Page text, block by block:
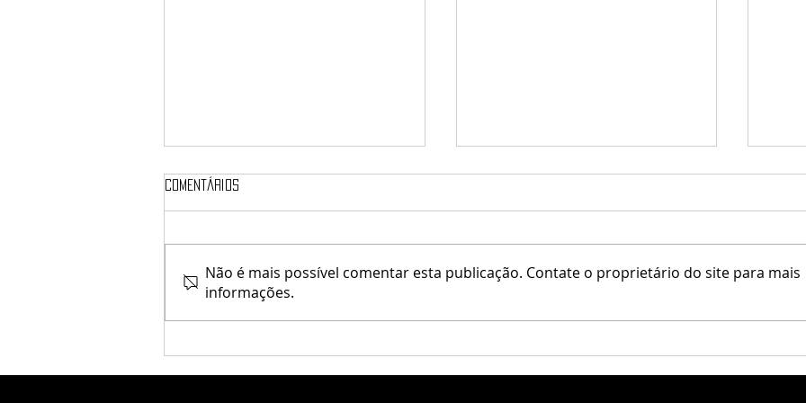
[Since1975] / Carol's Store
Erfe
Comentários
Não é mais possível comentar esta publicação. Contate o proprietário do site para mais
informações.